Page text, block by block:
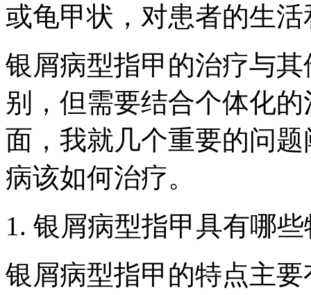
或龟甲状，对患者的生
银屑病型指甲的治疗与
别，但需要结合个体化
面，我就几个重要的问
病该如何治疗。
1. 银屑病型指甲具有哪
银屑病型指甲的特点主